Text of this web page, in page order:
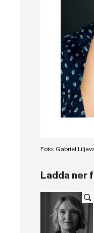
Foto: Gabriel
Ladda ner